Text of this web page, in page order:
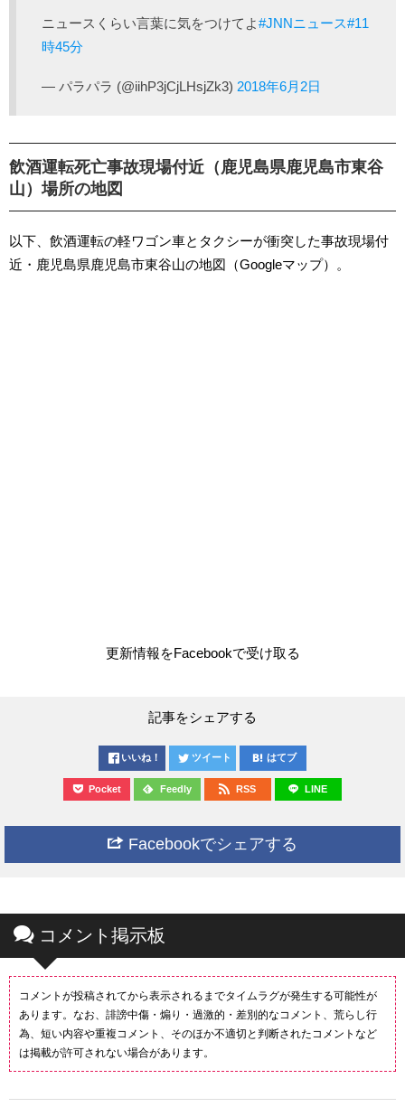
ニュースくらい言葉に気をつけてよ#JNNニュース#11
時45分
— パラパラ (@iihP3jCjLHsjZk3) 2018年6月2日
飲酒運転死亡事故現場付近（鹿児島県鹿児島市東谷
山）場所の地図
以下、飲酒運転の軽ワゴン車とタクシーが衝突した事故現場付
近・鹿児島県鹿児島市東谷山の地図（Googleマップ）。
更新情報をFacebookで受け取る
記事をシェアする
いいね！ ツイート はてブ
Pocket Feedly RSS LINE
Facebookでシェアする
コメント掲示板
コメントが投稿されてから表示されるまでタイムラグが発生する可能性が
あります。なお、誹謗中傷・煽り・過激的・差別的なコメント、荒らし行
為、短い内容や重複コメント、そのほか不適切と判断されたコメントなど
は掲載が許可されない場合があります。